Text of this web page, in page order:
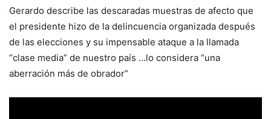
Gerardo describe las descaradas muestras de afecto que
el presidente hizo de la delincuencia organizada después
de las elecciones y su impensable ataque a la llamada
“clase media” de nuestro país …lo considera “una
aberración más de obrador”